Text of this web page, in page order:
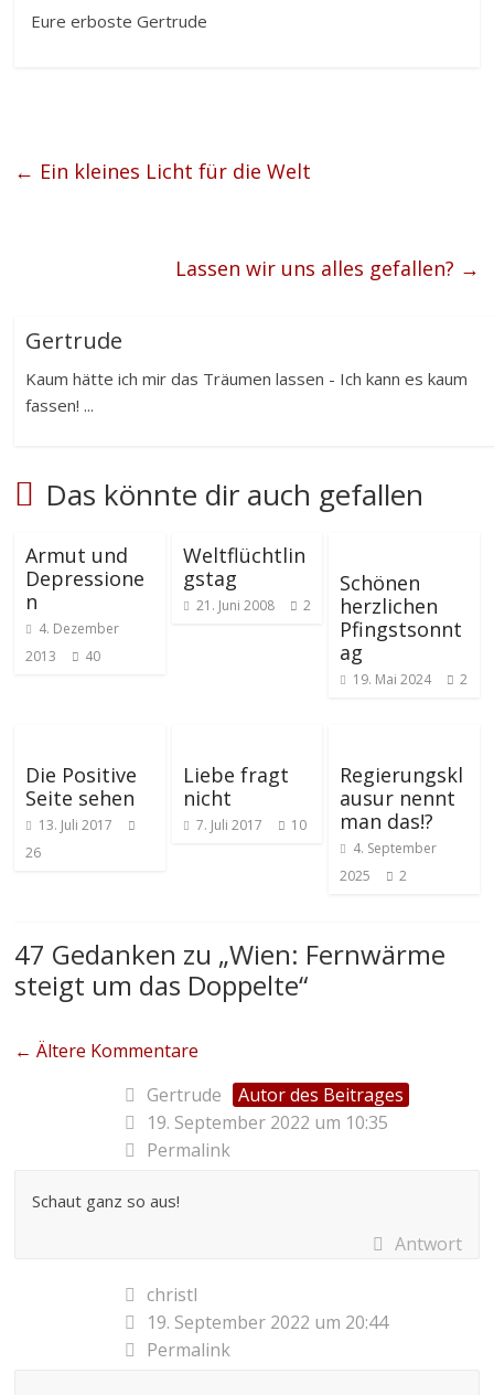
Eure erboste Gertrude
← Ein kleines Licht für die Welt
Lassen wir uns alles gefallen? →
Gertrude
Kaum hätte ich mir das Träumen lassen - Ich kann es kaum
fassen! ...
Das könnte dir auch gefallen
Armut und
Depressione
n
4. Dezember
2013
40
Weltflüchtlin
gstag
21. Juni 2008 2
Schönen
herzlichen
Pfingstsonnt
ag
19. Mai 2024 2
Die Positive
Seite sehen
13. Juli 2017
26
Liebe fragt
nicht
7. Juli 2017 10
Regierungskl
ausur nennt
man das!?
4. September
2025
2
47 Gedanken zu „Wien: Fernwärme
steigt um das Doppelte“
← Ältere Kommentare
Gertrude
Autor des Beitrages
19. September 2022 um 10:35
Permalink
Schaut ganz so aus!
Antwort
christl
19. September 2022 um 20:44
Permalink